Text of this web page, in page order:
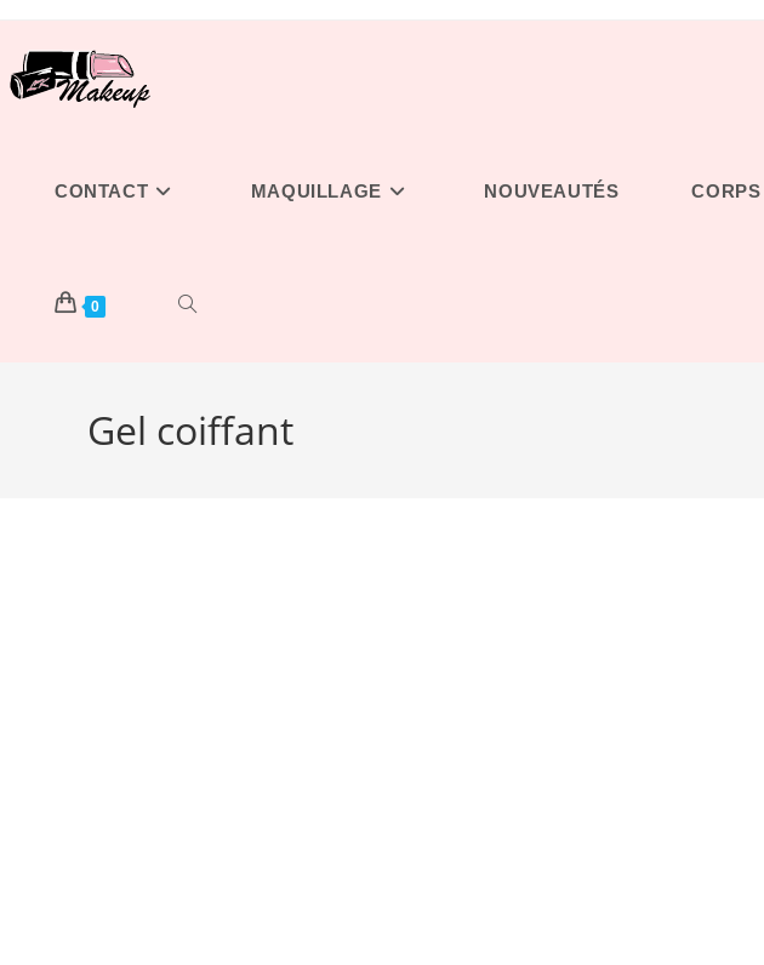
content
CONTACT MAQUILLAGE NOUVEAUTÉS
0 TOGGLE
WEBSITE
Gel coiffant